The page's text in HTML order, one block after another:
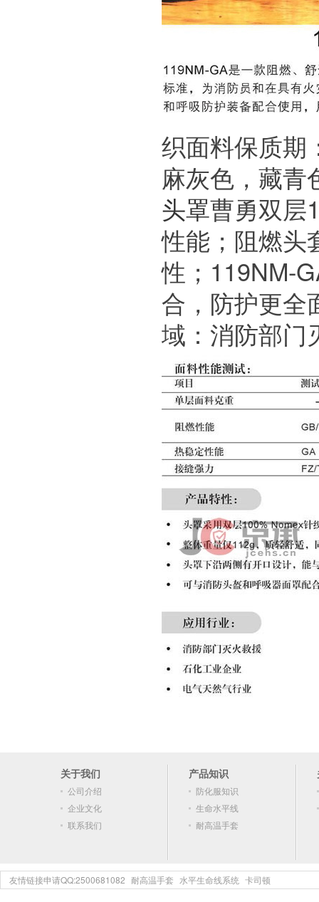
织面料保质期
麻灰色，藏青
头罩曹勇双层
性能；阻燃头
性；119NM-
合，防护更全
域：消防部门
关于我们
公司介绍
企业文化
联系我们
产品知识
防化服知识
生命水平线
耐高温手套
友情链接申请QQ:2500681082 耐高温手套 水平生命线系统 卡司顿